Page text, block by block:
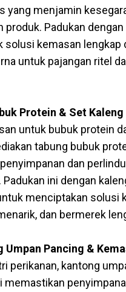
yang menjamin
produk. Padukan
solusi kemasan lengkap
untuk pajangan ritel
Protein & Set Kaleng
untuk bubuk protein
tabung bubuk
dan
ini dengan
menciptakan solusi
dan bermerek
Umpan Pancing &
perikanan, kantong
memastikan